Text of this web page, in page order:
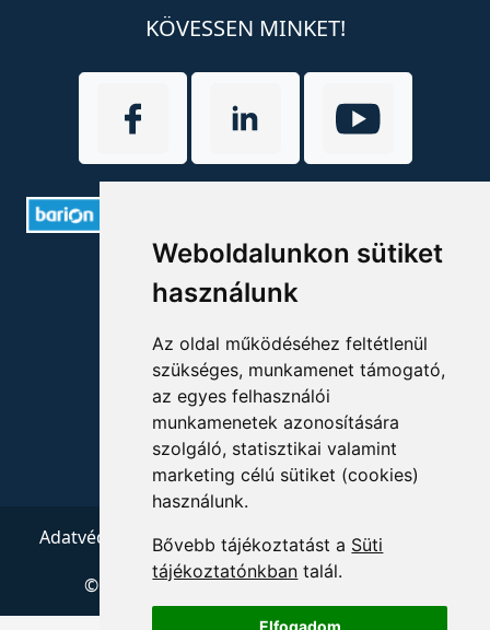
Weboldalunkon sütiket
használunk
Az oldal működéséhez feltétlenül
szükséges, munkamenet támogató,
az egyes felhasználói
munkamenetek azonosítására
szolgáló, statisztikai valamint
marketing célú sütiket (cookies)
használunk.
Bővebb tájékoztatást a Süti
tájékoztatónkban talál.
Elfogadom
KÖVESSEN MINKET!
ELÉRHETŐSÉGEK
info@mprx.hu
Adatvédelem ÁSZF Impresszum
Kapcsolat
© 2026 Copyright:Menedzserpraxis.hu